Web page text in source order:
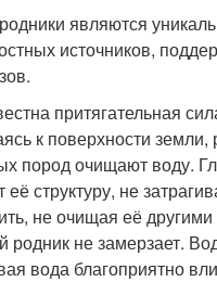
являются
источников,
притягательная
к поверхности земли,
пород очищают воду.
её структуру, не
не очищая её
родник не замерзает.
вода благоприятно